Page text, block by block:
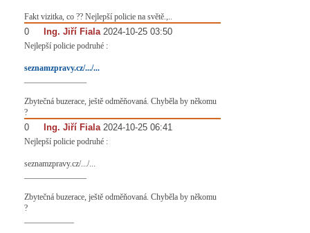
Fakt vizitka, co ?? Nejlepší policie na světě.,..
0 Ing. Jiří Fiala 2024-10-25 03:50
Nejlepší policie podruhé :
seznamzpravy.cz/.../...
Zbytečná buzerace, ještě odměňovaná. Chyběla by někomu
?
0 Ing. Jiří Fiala 2024-10-25 06:41
Nejlepší policie podruhé :
seznamzpravy.cz/.../...
Zbytečná buzerace, ještě odměňovaná. Chyběla by někomu
?